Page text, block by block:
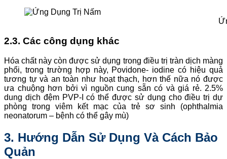
2.3. Các công dụng khác
Hóa chất này còn được sử dụng trong điều trị tràn dịch màng
phổi, trong trường hợp này, Povidone- iodine có hiệu quả
tương tự và an toàn như hoạt thạch, hơn thế nữa nó được
ưa chuộng hơn bởi vì nguồn cung sẵn có và giá rẻ. 2.5%
dung dịch đệm PVP-I có thể được sử dụng cho điều trị dự
phòng trong viêm kết mạc của trẻ sơ sinh (ophthalmia
neonatorum – bệnh có thể gây mù)
3. Hướng Dẫn Sử Dụng Và Cách Bảo
Quản